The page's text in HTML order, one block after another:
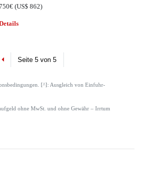
(US$ 862)
PreviousSeite 5 von 5
[^]: Ausgleich von Einfuhr-
ohne MwSt. und ohne Gewähr – Irrtum